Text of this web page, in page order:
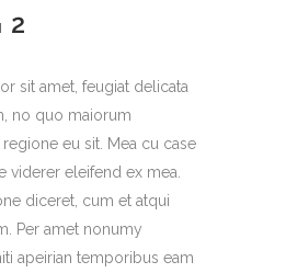
2
sit amet, feugiat delicata
no quo maiorum
eu sit. Mea cu case
viderer eleifend ex mea.
diceret, cum et atqui
Per amet nonumy
apeirian temporibus eam